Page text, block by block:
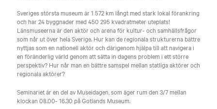
Sveriges största museum är 1 572 km långt med stark lokal förankring
och har 24 byggnader med 450 295 kvadratmeter uteplats!
Länsmuseerna är den aktör och arena för kultur- och samhällsfrågor
som når ut över hela Sverige. Hur kan de regionala strukturerna bättre
nyttjas som en nationell aktör och därigenom hjälpa till att navigera i
en föränderlig värld genom att sätta in dagens problem i ett större
perspektiv? Hur når man en bättre samspel mellan statliga aktörer och
regionala aktörer?
Seminariet är en del av Museidagen, som äger rum den 3/7 mellan
klockan 08.00- 16.30 på Gotlands Museum.